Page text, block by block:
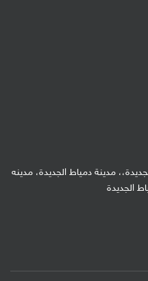
مدينة دمياط الجديدة، مدينه
الجديدة